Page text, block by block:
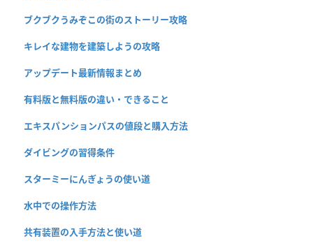
ブクブクうみぞこの街のストーリー攻略
キレイな建物を建築しようの攻略
アップデート最新情報まとめ
有料版と無料版の違い・できること
エキスパンションパスの値段と購入方法
ダイビングの習得条件
スターミーにんぎょうの使い道
水中での操作方法
共有装置の入手方法と使い道